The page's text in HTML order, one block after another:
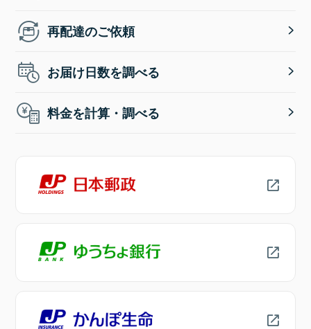
再配達のご依頼
お届け日数を調べる
料金を計算・調べる